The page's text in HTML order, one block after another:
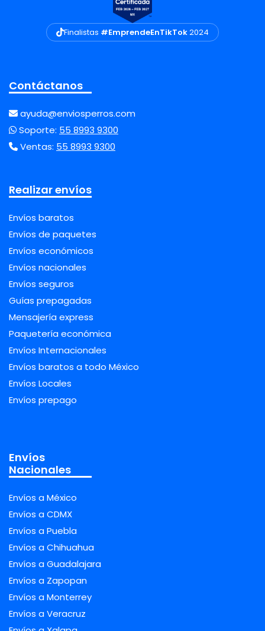
Finalistas #EmprendeEnTikTok2024
Contáctanos
ayuda@enviosperros.com
Soporte: 55 8993 9300
Ventas: 55 8993 9300
Realizar envíos
Envíos baratos
Envíos de paquetes
Envíos económicos
Envíos nacionales
Envíos seguros
Guías prepagadas
Mensajería express
Paquetería económica
Envíos Internacionales
Envíos baratos a todo México
Envíos Locales
Envíos prepago
Envíos
Nacionales
Envíos a México
Envíos a CDMX
Envíos a Puebla
Envíos a Chihuahua
Envíos a Guadalajara
Envíos a Zapopan
Envíos a Monterrey
Envíos a Veracruz